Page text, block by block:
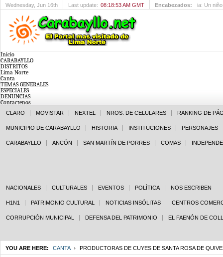
Wednesday, Jun 16th Last update: 08:18:53 AM GMT Encabezados: Feria: Un
Inicio
CARABAYLLO
DISTRITOS
Lima Norte
Canta
TEMAS GENERALES
ESPECIALES
DENUNCIAS
Contactenos
CLARO MOVISTAR NEXTEL NROS. DE CELULARES RANKING DE
MUNICIPIO DE CARABAYLLO HISTORIA INSTITUCIONES PERSONAJES
CARABAYLLO ANCÓN SAN MARTÍN DE PORRES COMAS
NACIONALES CULTURALES EVENTOS POLÌTICA NOS ESCRIBEN
H1N1 PATRIMONIO CULTURAL NOTICIAS INSÓLITAS CENTROS
CORRUPCIÓN MUNICIPAL DEFENSA DEL PATRIMONIO EL FAENÓN DE
YOU ARE HERE: CANTA PRODUCTORAS DE CUYES DE SANTA ROSA DE